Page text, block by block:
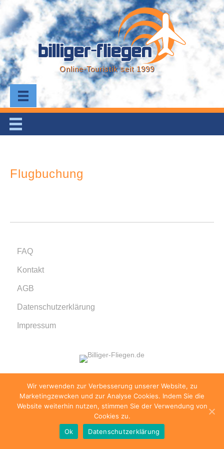
Online-Touristik seit 1999
Flugbuchung
FAQ
Kontakt
AGB
Datenschutzerklärung
Impressum
© 1999 - 2026 billiger-fliegen.de · Alle Rechte
vorbehalten.
Wir verwenden zur Verbesserung unserer Website, zu
Marketingzewcken und zur Analyse Cookies. Indem Sie die
Website weiterhin nutzen, stimmen Sie der Verwendung von
Cookies zu.
Ok
Datenschutzerklärung